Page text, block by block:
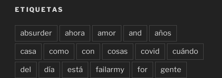
ETIQUETAS
absurder ahora amor and años
casa como con cosas covid cuándo
del día está failarmy for gente